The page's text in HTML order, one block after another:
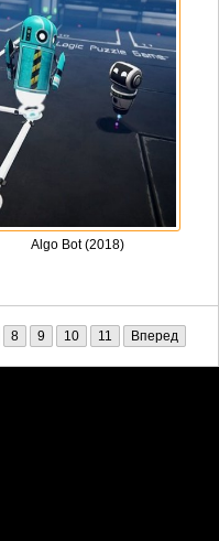
Algo Bot (2018)
8 9 10 11 Вперед